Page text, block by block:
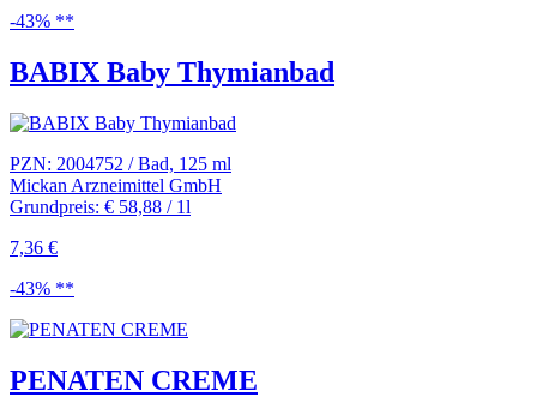
-43% **
BABIX Baby Thymianbad
PZN: 2004752 / Bad, 125 ml
Mickan Arzneimittel GmbH
Grundpreis: € 58,88 / 1l
7,36 €
-43% **
PENATEN CREME